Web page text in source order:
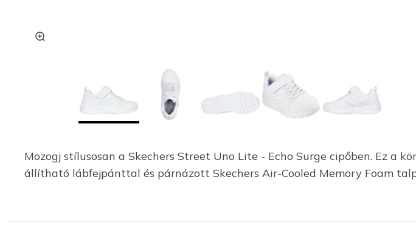
Mozogj stílusosan a Skechers Street Uno Lite - Echo Surge cipőben. Ez a
állítható lábfejpánttal és párnázott Skechers Air-Cooled Memory Foam